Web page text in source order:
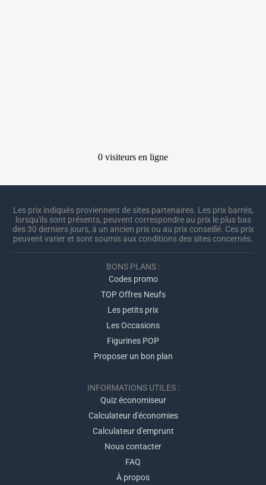
Les prix indiqués proviennent de sites partenaires. Les prix barrés,
lorsqu'ils sont présents, peuvent correspondre au prix le plus bas
des 30 derniers jours, à un ancien prix ou au prix conseillé. Ces prix
peuvent varier et sont soumis aux conditions des sites concernés.
BONS PLANS :
Codes promo
TOP Offres Neufs
Les petits prix
Les Occasions
Figurines POP
Proposer un bon plan
INFORMATIONS UTILES :
Quiz économiseur
Calculateur d'économies
Calculateur d'emprunt
Nous contacter
FAQ
À propos